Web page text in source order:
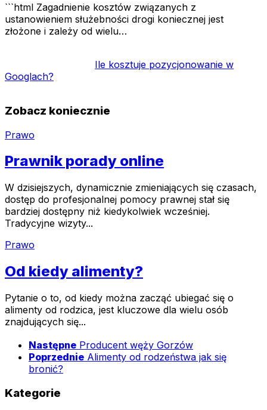
```html Zagadnienie kosztów związanych z
ustanowieniem służebności drogi koniecznej jest
złożone i zależy od wielu…
Ile kosztuje pozycjonowanie w
Googlach?
Zobacz koniecznie
Prawo
Prawnik porady online
W dzisiejszych, dynamicznie zmieniających się czasach,
dostęp do profesjonalnej pomocy prawnej stał się
bardziej dostępny niż kiedykolwiek wcześniej.
Tradycyjne wizyty...
Prawo
Od kiedy alimenty?
Pytanie o to, od kiedy można zacząć ubiegać się o
alimenty od rodzica, jest kluczowe dla wielu osób
znajdujących się...
Następne Producent węży Gorzów
Poprzednie Alimenty od rodzeństwa jak się
bronić?
Kategorie